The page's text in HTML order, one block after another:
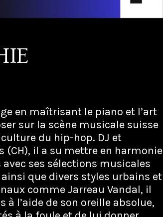
en maîtrisant le piano et l’art
sur la scène musicale suisse
du hip-hop. DJ et
il a su mettre en harmonie
ses sélections musicales
que divers styles urbains et
comme Jarreau Vandal, il
l’aide de son oreille absolue,